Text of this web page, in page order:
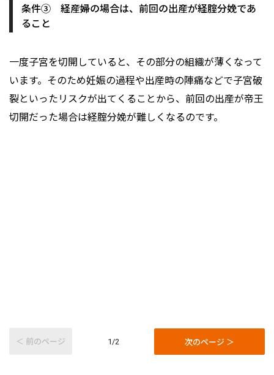
条件③ 経産婦の場合は、前回の出産が経腟分娩であ
ること
一度子宮を切開していると、その部分の組織が薄くなって
います。そのため妊娠の過程や出産時の陣痛などで子宮破
裂といったリスクが出てくることから、前回の出産が帝王
切開だった場合は経腟分娩が難しくなるのです。
＜ 前のページ 1/2 次のページ ＞